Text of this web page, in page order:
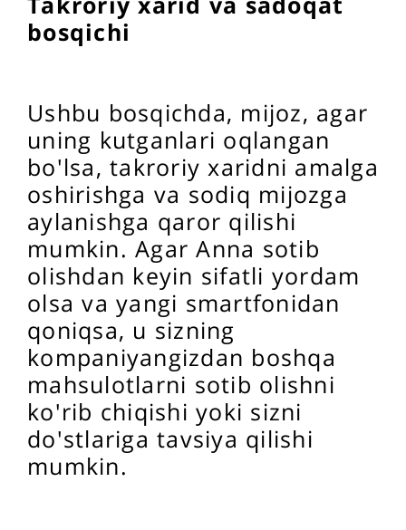
bosqichi
Ushbu bosqichda, mijoz, agar
uning kutganlari oqlangan
bo'lsa, takroriy xaridni amalga
oshirishga va sodiq mijozga
aylanishga qaror qilishi
mumkin. Agar Anna sotib
olishdan keyin sifatli yordam
olsa va yangi smartfonidan
qoniqsa, u sizning
kompaniyangizdan boshqa
mahsulotlarni sotib olishni
ko'rib chiqishi yoki sizni
do'stlariga tavsiya qilishi
mumkin.